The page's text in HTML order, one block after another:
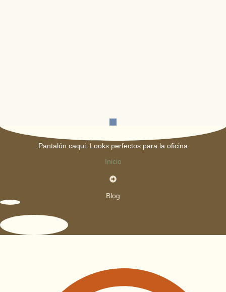
Pantalón caqui: Looks perfectos para la oficina
Inicio
Blog